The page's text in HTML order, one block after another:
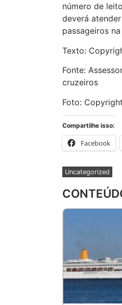
número de
deverá
passageiros
Texto:
Fonte:
cruzeiros
Foto:
Compartilhe isso:
Facebook
Uncategorized